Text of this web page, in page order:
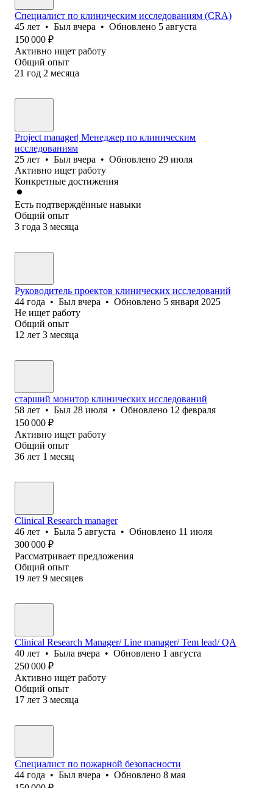
Специалист по клиническим исследованиям (CRA)
45 лет • Был вчера • Обновлено 5 августа
150 000 ₽
Активно ищет работу
Общий опыт
21 год 2 месяца
Project manager| Менеджер по клиническим
исследованиям
25 лет • Был вчера • Обновлено 29 июля
Активно ищет работу
Конкретные достижения
Есть подтверждённые навыки
Общий опыт
3 года 3 месяца
Руководитель проектов клинических исследований
44 года • Был вчера • Обновлено 5 января 2025
Не ищет работу
Общий опыт
12 лет 3 месяца
старший монитор клинических исследований
58 лет • Был 28 июля • Обновлено 12 февраля
150 000 ₽
Активно ищет работу
Общий опыт
36 лет 1 месяц
Clinical Research manager
46 лет • Была 5 августа • Обновлено 11 июля
300 000 ₽
Рассматривает предложения
Общий опыт
19 лет 9 месяцев
Clinical Research Manager/ Line manager/ Tem lead/ QA
40 лет • Была вчера • Обновлено 1 августа
250 000 ₽
Активно ищет работу
Общий опыт
17 лет 3 месяца
Специалист по пожарной безопасности
44 года • Был вчера • Обновлено 8 мая